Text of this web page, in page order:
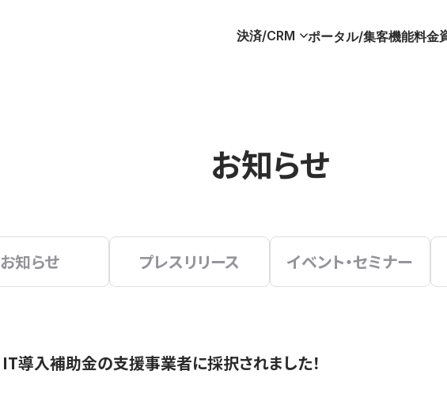
決済/CRM ポータル/集客機能料金
お知らせ
お知らせ プレスリリース イベント・セミナー
IT導入補助金の支援事業者に採択されました！